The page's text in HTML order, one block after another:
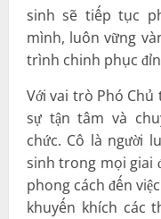
sinh sẽ tiếp tục
mình, luôn vững
trình chinh phục
Với vai trò Phó
sự tận tâm và
chức. Cô là người
sinh trong mọi giai
phong cách đến
khuyến khích các